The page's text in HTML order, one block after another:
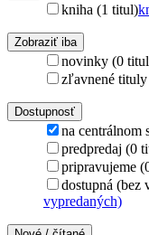
kniha (1 titul)
Zobraziť iba
novinky (0
zľavnené
Dostupnosť
na centrálnom
predpredaj (0
pripravujeme
dostupná (bez
vypredaných)